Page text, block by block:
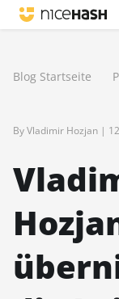
Blog Startseite
By Vladimir Hozjan |